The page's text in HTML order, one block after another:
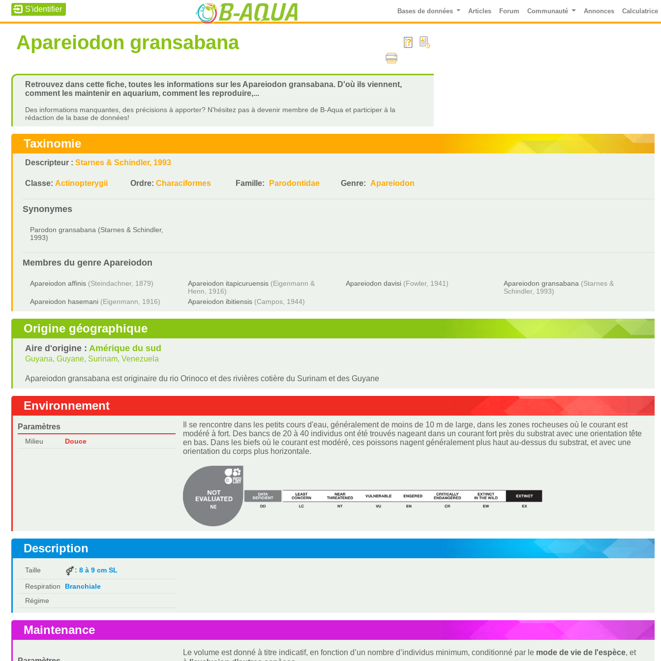
Bases de données Articles Forum Communauté Annonces Calculatrice
Apareiodon gransabana
Retrouvez dans cette fiche, toutes les informations sur les Apareiodon gransabana. D'où ils viennent,
comment les maintenir en aquarium, comment les reproduire,...
Des informations manquantes, des précisions à apporter? N'hésitez pas à devenir membre de B-Aqua et participer à la
rédaction de la base de données!
Taxinomie
Descripteur :Starnes & Schindler, 1993
Classe:Actinopterygii Ordre:Characiformes Famille: Parodontidae Genre: Apareiodon
Synonymes
Parodon gransabana (Starnes & Schindler,
1993)
Membres du genreApareiodon
Apareiodon affinis (Steindachner, 1879) Apareiodon itapicuruensis (Eigenmann &
Henn, 1916)
Apareiodon davisi (Fowler, 1941) Apareiodon gransabana (Starnes &
Schindler, 1993)
Apareiodon hasemani (Eigenmann, 1916) Apareiodon ibitiensis (Campos, 1944)
Origine géographique
Aire d'origine :Amérique du sud
Guyana, Guyane, Surinam, Venezuela
Apareiodon gransabana est originaire du rio Orinoco et des rivières cotière du Surinam et des Guyane
Environnement
Paramètres
Milieu Douce
Il se rencontre dans les petits cours d'eau, généralement de moins de 10 m de large, dans les zones rocheuses où le courant est
modéré à fort. Des bancs de 20 à 40 individus ont été trouvés nageant dans un courant fort près du substrat avec une orientation tête
en bas. Dans les biefs où le courant est modéré, ces poissons nagent généralement plus haut au-dessus du substrat, et avec une
orientation du corps plus horizontale.
Description
Taille : 8 à 9 cm SL
Respiration
Branchiale
Régime
Maintenance
Le volume est donné à titre indicatif, en fonction d’un nombre d’individus minimum, conditionné par le mode de vie de l'espèce, et